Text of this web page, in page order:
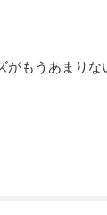
がもうあまり